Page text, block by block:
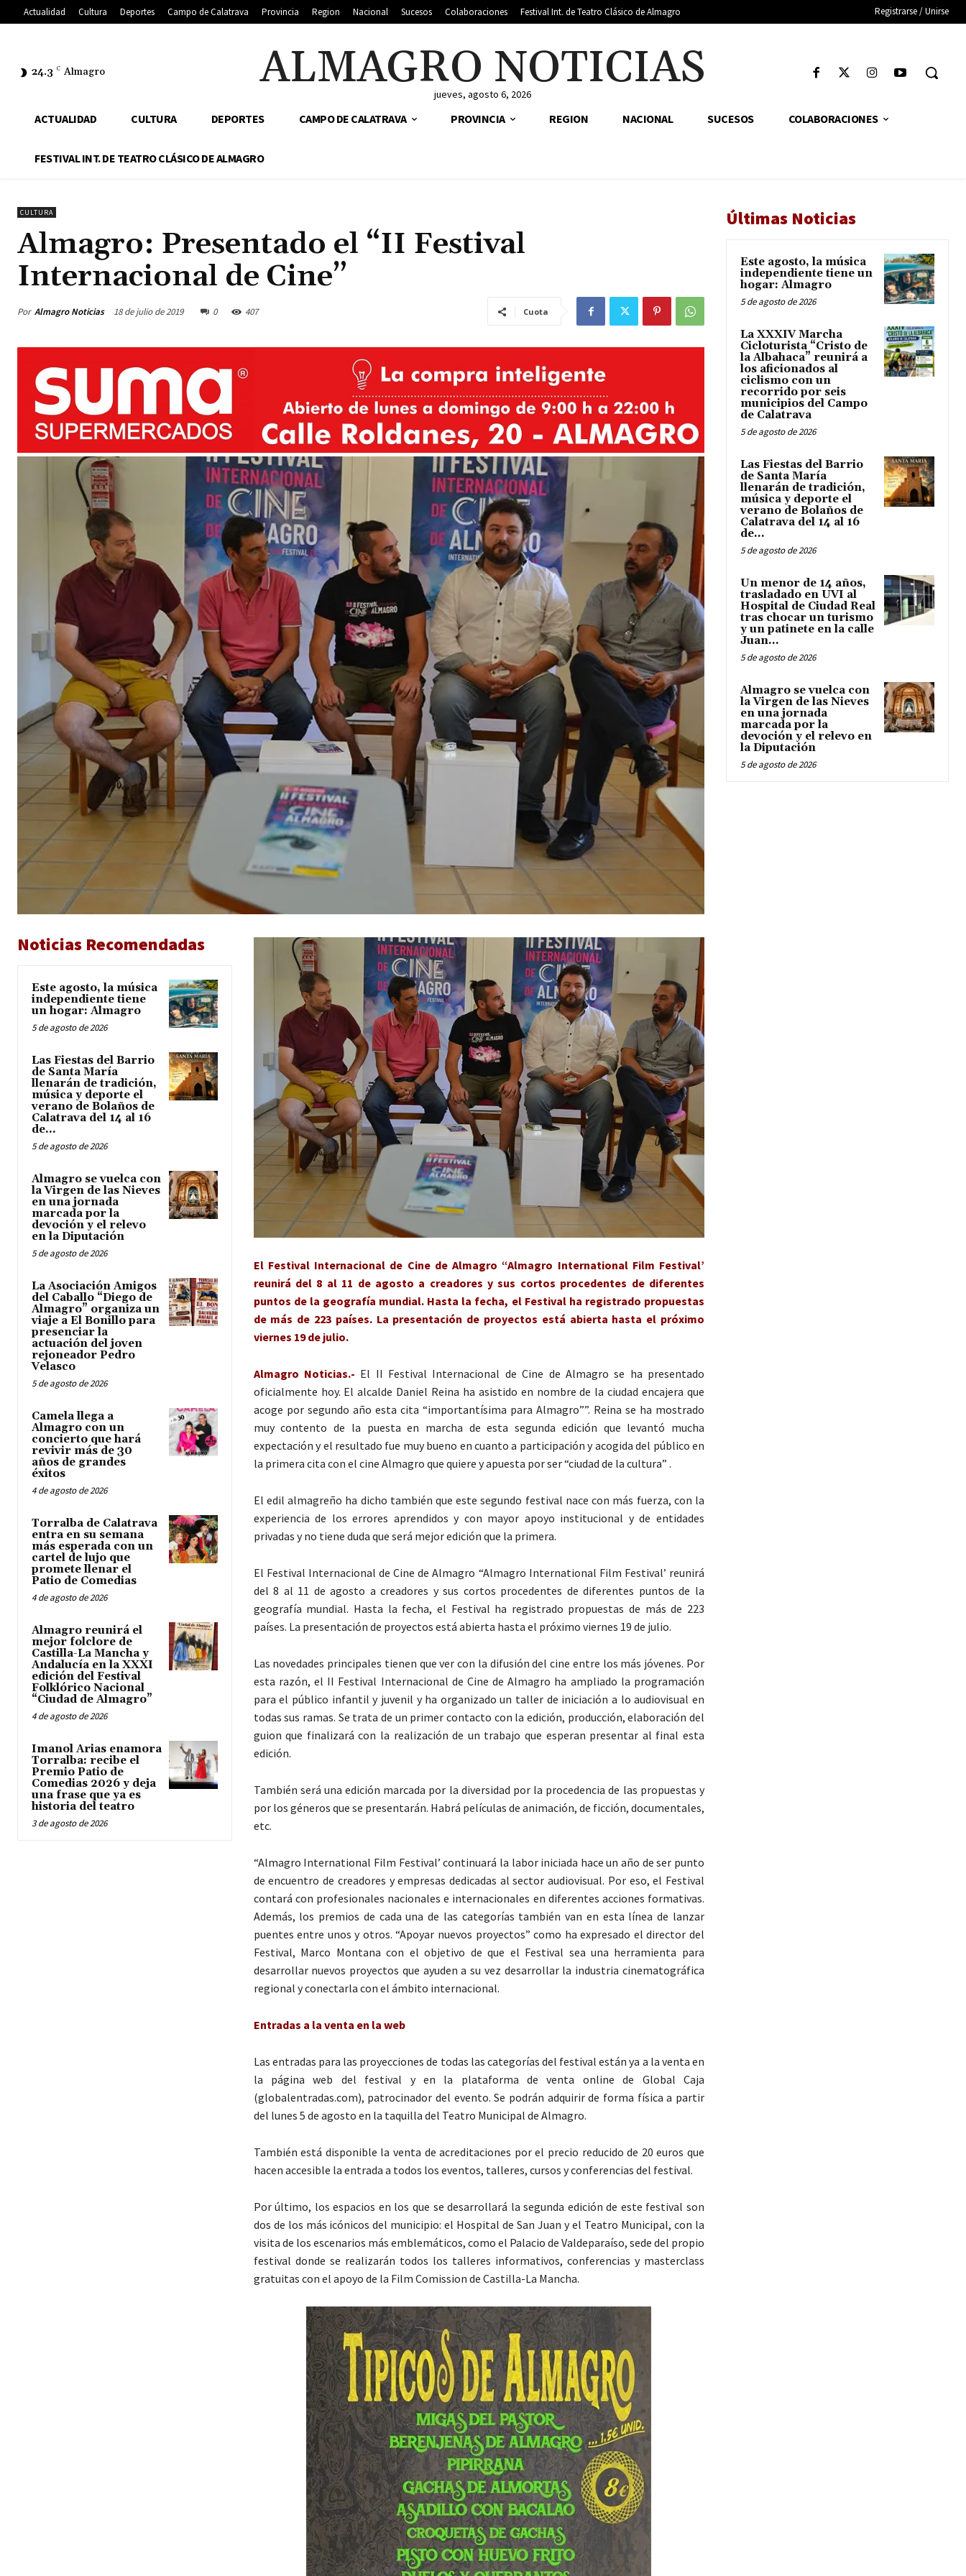
Actualidad Cultura Deportes Campo de Calatrava Provincia Region Nacional Sucesos Colaboraciones Festival Int. de Teatro Clásico de Almagro Registrarse / Unirse
24.3 C Almagro ALMAGRO NOTICIAS
jueves, agosto 6, 2026
ACTUALIDAD CULTURA DEPORTES CAMPO DE CALATRAVA PROVINCIA REGION NACIONAL SUCESOS COLABORACIONES
FESTIVAL INT. DE TEATRO CLÁSICO DE ALMAGRO
CULTURA
Almagro: Presentado el “II Festival
Internacional de Cine”
Por Almagro Noticias 18 de julio de 2019 0 407 Cuota
Noticias Recomendadas
Este agosto, la música
independiente tiene
un hogar: Almagro
5 de agosto de 2026
Las Fiestas del Barrio
de Santa María
llenarán de tradición,
música y deporte el
verano de Bolaños de
Calatrava del 14 al 16
de...
5 de agosto de 2026
Almagro se vuelca con
la Virgen de las Nieves
en una jornada
marcada por la
devoción y el relevo
en la Diputación
5 de agosto de 2026
La Asociación Amigos
del Caballo “Diego de
Almagro” organiza un
viaje a El Bonillo para
presenciar la
actuación del joven
rejoneador Pedro
Velasco
5 de agosto de 2026
Camela llega a
Almagro con un
concierto que hará
revivir más de 30
años de grandes
éxitos
4 de agosto de 2026
Torralba de Calatrava
entra en su semana
más esperada con un
cartel de lujo que
promete llenar el
Patio de Comedias
4 de agosto de 2026
Almagro reunirá el
mejor folclore de
Castilla-La Mancha y
Andalucía en la XXXI
edición del Festival
Folklórico Nacional
“Ciudad de Almagro”
4 de agosto de 2026
Imanol Arias enamora
Torralba: recibe el
Premio Patio de
Comedias 2026 y deja
una frase que ya es
historia del teatro
3 de agosto de 2026
El Festival Internacional de Cine de Almagro “Almagro International Film Festival’
reunirá del 8 al 11 de agosto a creadores y sus cortos procedentes de diferentes
puntos de la geografía mundial. Hasta la fecha, el Festival ha registrado propuestas
de más de 223 países. La presentación de proyectos está abierta hasta el próximo
viernes 19 de julio.
Almagro Noticias.- El II Festival Internacional de Cine de Almagro se ha presentado
oficialmente hoy. El alcalde Daniel Reina ha asistido en nombre de la ciudad encajera que
acoge por segundo año esta cita “importantísima para Almagro””. Reina se ha mostrado
muy contento de la puesta en marcha de esta segunda edición que levantó mucha
expectación y el resultado fue muy bueno en cuanto a participación y acogida del público en
la primera cita con el cine Almagro que quiere y apuesta por ser “ciudad de la cultura” .
El edil almagreño ha dicho también que este segundo festival nace con más fuerza, con la
experiencia de los errores aprendidos y con mayor apoyo institucional y de entidades
privadas y no tiene duda que será mejor edición que la primera.
El Festival Internacional de Cine de Almagro “Almagro International Film Festival’ reunirá
del 8 al 11 de agosto a creadores y sus cortos procedentes de diferentes puntos de la
geografía mundial. Hasta la fecha, el Festival ha registrado propuestas de más de 223
países. La presentación de proyectos está abierta hasta el próximo viernes 19 de julio.
Las novedades principales tienen que ver con la difusión del cine entre los más jóvenes. Por
esta razón, el II Festival Internacional de Cine de Almagro ha ampliado la programación
para el público infantil y juvenil y ha organizado un taller de iniciación a lo audiovisual en
todas sus ramas. Se trata de un primer contacto con la edición, producción, elaboración del
guion que finalizará con la realización de un trabajo que esperan presentar al final esta
edición.
También será una edición marcada por la diversidad por la procedencia de las propuestas y
por los géneros que se presentarán. Habrá películas de animación, de ficción, documentales,
etc.
“Almagro International Film Festival’ continuará la labor iniciada hace un año de ser punto
de encuentro de creadores y empresas dedicadas al sector audiovisual. Por eso, el Festival
contará con profesionales nacionales e internacionales en diferentes acciones formativas.
Además, los premios de cada una de las categorías también van en esta línea de lanzar
puentes entre unos y otros. “Apoyar nuevos proyectos” como ha expresado el director del
Festival, Marco Montana con el objetivo de que el Festival sea una herramienta para
desarrollar nuevos proyectos que ayuden a su vez desarrollar la industria cinematográfica
regional y conectarla con el ámbito internacional.
Entradas a la venta en la web
Las entradas para las proyecciones de todas las categorías del festival están ya a la venta en
la página web del festival y en la plataforma de venta online de Global Caja
(globalentradas.com), patrocinador del evento. Se podrán adquirir de forma física a partir
del lunes 5 de agosto en la taquilla del Teatro Municipal de Almagro.
También está disponible la venta de acreditaciones por el precio reducido de 20 euros que
hacen accesible la entrada a todos los eventos, talleres, cursos y conferencias del festival.
Por último, los espacios en los que se desarrollará la segunda edición de este festival son
dos de los más icónicos del municipio: el Hospital de San Juan y el Teatro Municipal, con la
visita de los escenarios más emblemáticos, como el Palacio de Valdeparaíso, sede del propio
festival donde se realizarán todos los talleres informativos, conferencias y masterclass
gratuitas con el apoyo de la Film Comission de Castilla-La Mancha.
Últimas Noticias
Este agosto, la música
independiente tiene un
hogar: Almagro
5 de agosto de 2026
La XXXIV Marcha
Cicloturista “Cristo de
la Albahaca” reunirá a
los aficionados al
ciclismo con un
recorrido por seis
municipios del Campo
de Calatrava
5 de agosto de 2026
Las Fiestas del Barrio
de Santa María
llenarán de tradición,
música y deporte el
verano de Bolaños de
Calatrava del 14 al 16
de...
5 de agosto de 2026
Un menor de 14 años,
trasladado en UVI al
Hospital de Ciudad Real
tras chocar un turismo
y un patinete en la calle
Juan...
5 de agosto de 2026
Almagro se vuelca con
la Virgen de las Nieves
en una jornada
marcada por la
devoción y el relevo en
la Diputación
5 de agosto de 2026